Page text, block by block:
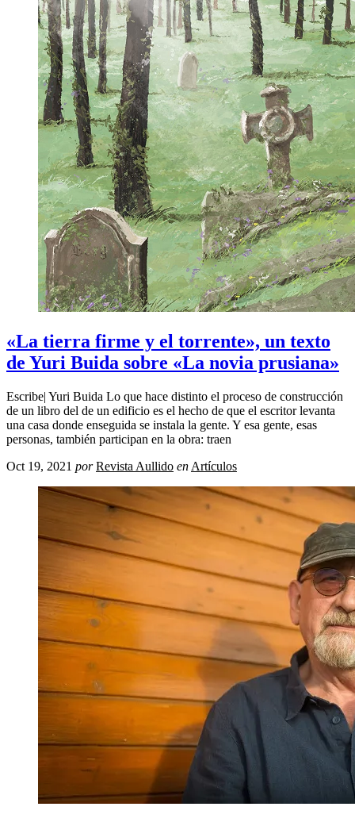
«La tierra firme y el torrente», un texto
de Yuri Buida sobre «La novia prusiana»
Escribe| Yuri Buida Lo que hace distinto el proceso de construcción
de un libro del de un edificio es el hecho de que el escritor levanta
una casa donde enseguida se instala la gente. Y esa gente, esas
personas, también participan en la obra: traen
Oct 19, 2021 por Revista Aullido en Artículos